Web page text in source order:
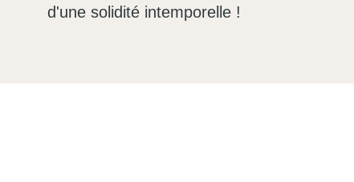
d'une solidité intemporelle !